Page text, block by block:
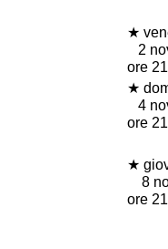
★
2
ore 21
★
4
ore 21
★
8
ore 21